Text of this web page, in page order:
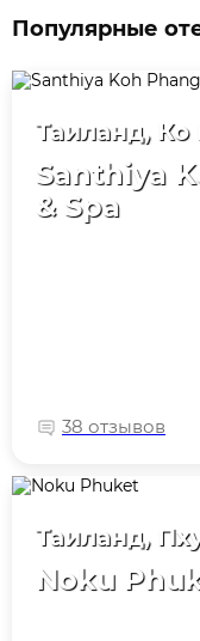
Популярные
Таиланд, Ко
Santhiya
& Spa
38 отзывов
Таиланд,
Noku